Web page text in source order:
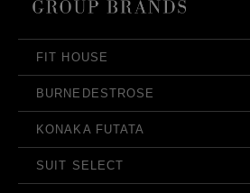
FIT HOUSE
BURNEDESTROSE
KONAKA FUTATA
SUIT SELECT